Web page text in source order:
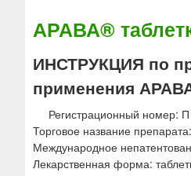
АРАВА®
ИНСТРУКЦИЯ по
применения
Регистрационный номер:
Торговое название
Международное
Лекарственная форма: